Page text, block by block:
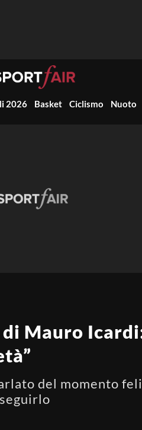
2026 Basket Ciclismo Nuoto
Mauro
del momento